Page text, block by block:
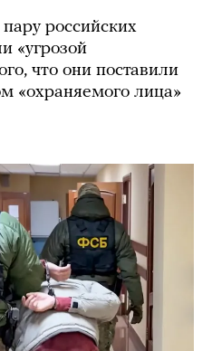
российских
«угрозой
что они поставили
«охраняемого лица»